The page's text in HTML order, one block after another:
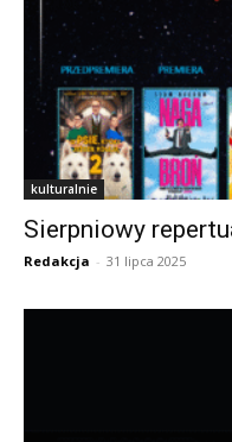
kulturalnie
Sierpniowy
Redakcja - 31 lipca 2025